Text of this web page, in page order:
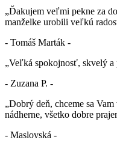
„Ďakujem veľmi pekne za
manželke urobili veľkú
- Tomáš Marták -
„Veľká spokojnosť, skvelý
- Zuzana P. -
„Dobrý deň, chceme sa
nádherne, všetko dobre
- Maslovská -